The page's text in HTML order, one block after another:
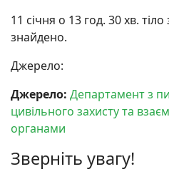
11 січня о 13 год. 30 хв.
знайдено.
Джерело:
Джерело: Департамент з
цивільного захисту та
органами
Зверніть увагу!